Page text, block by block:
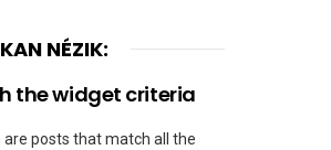
NÉZIK:
the widget criteria
are posts that match all the